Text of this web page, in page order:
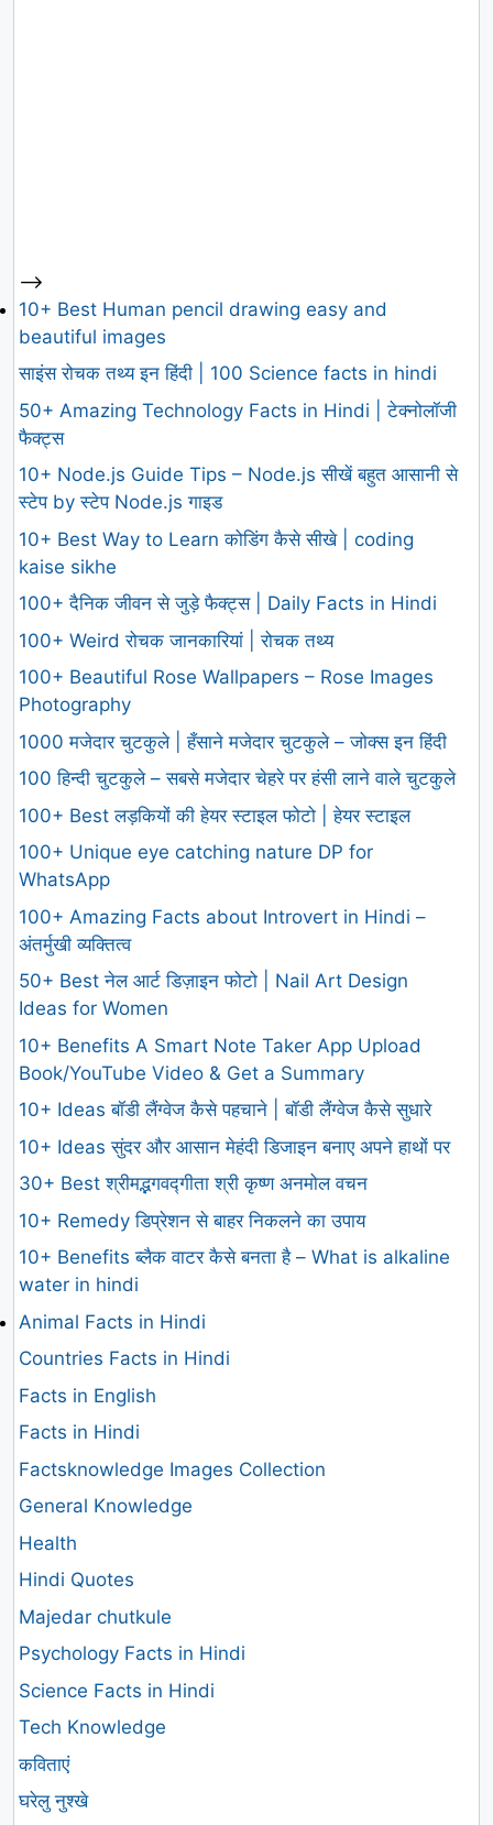
-->
10+ Best Human pencil drawing easy and
beautiful images
साइंस रोचक तथ्य इन हिंदी | 100 Science facts in hindi
50+ Amazing Technology Facts in Hindi | टेक्नोलॉजी
फैक्ट्स
10+ Node.js Guide Tips – Node.js सीखें बहुत आसानी से
स्टेप by स्टेप Node.js गाइड
10+ Best Way to Learn कोडिंग कैसे सीखे | coding
kaise sikhe
100+ दैनिक जीवन से जुड़े फैक्ट्स | Daily Facts in Hindi
100+ Weird रोचक जानकारियां | रोचक तथ्य
100+ Beautiful Rose Wallpapers – Rose Images
Photography
1000 मजेदार चुटकुले | हँसाने मजेदार चुटकुले – जोक्स इन हिंदी
100 हिन्दी चुटकुले – सबसे मजेदार चेहरे पर हंसी लाने वाले चुटकुले
100+ Best लड़कियों की हेयर स्टाइल फोटो | हेयर स्टाइल
100+ Unique eye catching nature DP for
WhatsApp
100+ Amazing Facts about Introvert in Hindi –
अंतर्मुखी व्यक्तित्व
50+ Best नेल आर्ट डिज़ाइन फोटो | Nail Art Design
Ideas for Women
10+ Benefits A Smart Note Taker App Upload
Book/YouTube Video & Get a Summary
10+ Ideas बॉडी लैंग्वेज कैसे पहचाने | बॉडी लैंग्वेज कैसे सुधारे
10+ Ideas सुंदर और आसान मेहंदी डिजाइन बनाए अपने हाथों पर
30+ Best श्रीमद्भगवद्गीता श्री कृष्ण अनमोल वचन
10+ Remedy डिप्रेशन से बाहर निकलने का उपाय
10+ Benefits ब्लैक वाटर कैसे बनता है – What is alkaline
water in hindi
Animal Facts in Hindi
Countries Facts in Hindi
Facts in English
Facts in Hindi
Factsknowledge Images Collection
General Knowledge
Health
Hindi Quotes
Majedar chutkule
Psychology Facts in Hindi
Science Facts in Hindi
Tech Knowledge
कविताएं
घरेलु नुश्खे